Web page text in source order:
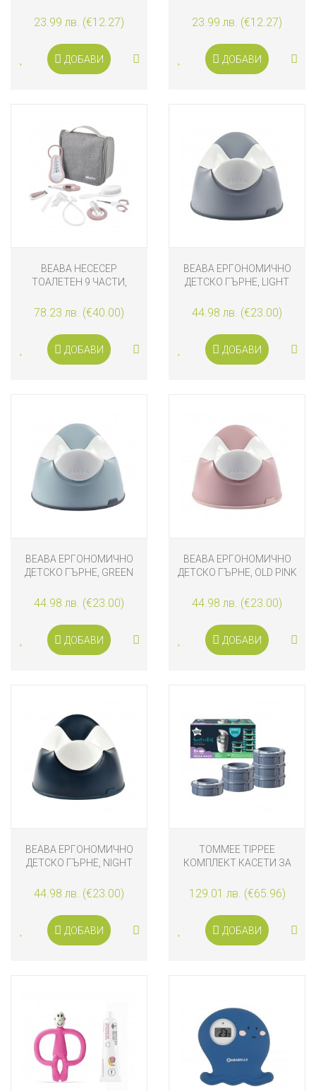
БРОЯ, ЛЪВ И ЖИРАФ
23.99 лв. (€12.27)
ДОБАВИ
БРОЯ, СИНЯ И ЗЕЛЕНЯ
23.99 лв. (€12.27)
ДОБАВИ
BEABA НЕСЕСЕР
ТОАЛЕТЕН 9 ЧАСТИ,
78.23 лв. (€40.00)
ДОБАВИ
BEABA ЕРГОНОМИЧНО
ДЕТСКО ГЪРНЕ, LIGHT
44.98 лв. (€23.00)
ДОБАВИ
BEABA ЕРГОНОМИЧНО
ДЕТСКО ГЪРНЕ, GREEN
44.98 лв. (€23.00)
ДОБАВИ
BEABA ЕРГОНОМИЧНО
ДЕТСКО ГЪРНЕ, OLD PINK
44.98 лв. (€23.00)
ДОБАВИ
BEABA ЕРГОНОМИЧНО
ДЕТСКО ГЪРНЕ, NIGHT
44.98 лв. (€23.00)
ДОБАВИ
TOMMEE TIPPEE
КОМПЛЕКТ КАСЕТИ ЗА
AND CLICK 6 БРОЯ
129.01 лв. (€65.96)
ДОБАВИ